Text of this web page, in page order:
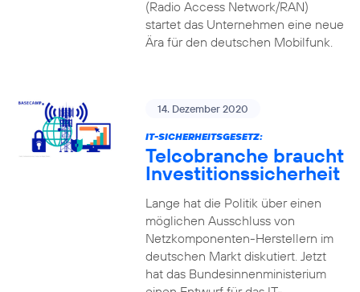
(Radio Access Network/RAN)
startet das Unternehmen eine neue
Ära für den deutschen Mobilfunk.
14. Dezember 2020
IT-SICHERHEITSGESETZ:
Telcobranche braucht
Investitionssicherheit
Lange hat die Politik über einen
möglichen Ausschluss von
Netzkomponenten-Herstellern im
deutschen Markt diskutiert. Jetzt
hat das Bundesinnenministerium